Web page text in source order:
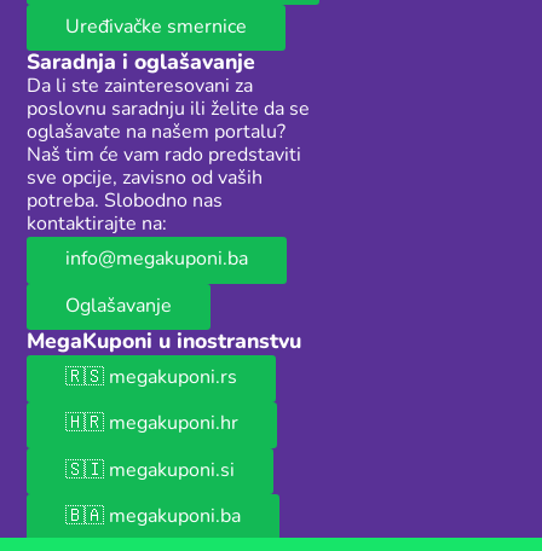
Uređivačke smernice
Saradnja i oglašavanje
Da li ste zainteresovani za
poslovnu saradnju ili želite da se
oglašavate na našem portalu?
Naš tim će vam rado predstaviti
sve opcije, zavisno od vaših
potreba. Slobodno nas
kontaktirajte na:
info@megakuponi.ba
Oglašavanje
MegaKuponi u inostranstvu
🇷🇸 megakuponi.rs
🇭🇷 megakuponi.hr
🇸🇮 megakuponi.si
🇧🇦 megakuponi.ba